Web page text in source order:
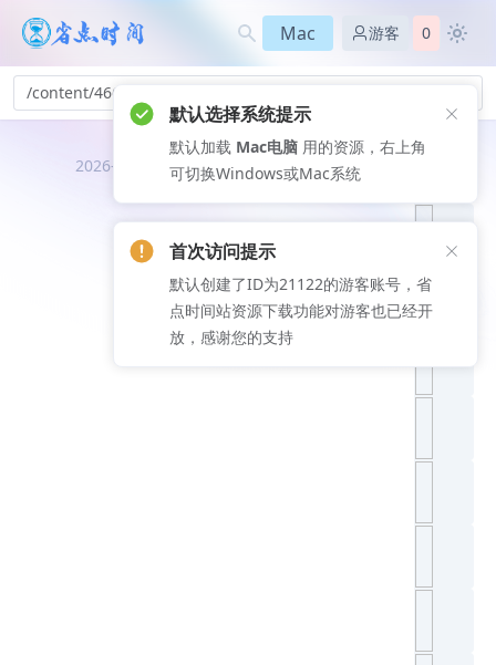
Mac 游客 0
/content/466
2026-08-07
推荐文
默认选择系统提示
默认加载 Mac电脑 用的资源，右上角
可切换Windows或Mac系统
首次访问提示
默认创建了ID为21122的游客账号，省
点时间站资源下载功能对游客也已经开
放，感谢您的支持